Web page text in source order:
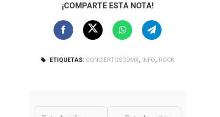
¡COMPARTE ESTA NOTA!
ETIQUETAS: CONCIERTOSCDMX, INFO, ROCK